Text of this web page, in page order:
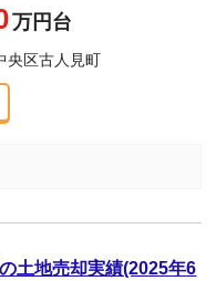
万円台
央区古人見町
土地売却実績(2025年6